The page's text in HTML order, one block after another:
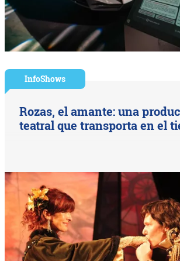
InfoShows
Rozas, el amante: una
teatral que transporta en el